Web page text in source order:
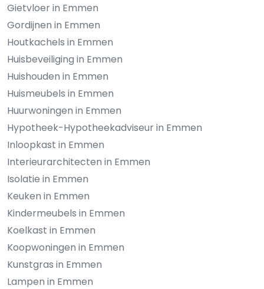
Gietvloer in Emmen
Gordijnen in Emmen
Houtkachels in Emmen
Huisbeveiliging in Emmen
Huishouden in Emmen
Huismeubels in Emmen
Huurwoningen in Emmen
Hypotheek-Hypotheekadviseur in Emmen
Inloopkast in Emmen
Interieurarchitecten in Emmen
Isolatie in Emmen
Keuken in Emmen
Kindermeubels in Emmen
Koelkast in Emmen
Koopwoningen in Emmen
Kunstgras in Emmen
Lampen in Emmen